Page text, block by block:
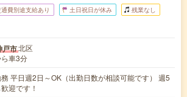
通費別途支給あり 土日祝日が休み 残業なし
戸市北区
車3分
平日週2日～OK（出勤日数が相談可能です） 週5
迎です！